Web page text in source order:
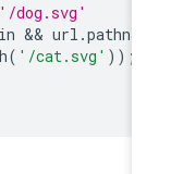
'/dog.svg'
&& url.
('/cat.svg'